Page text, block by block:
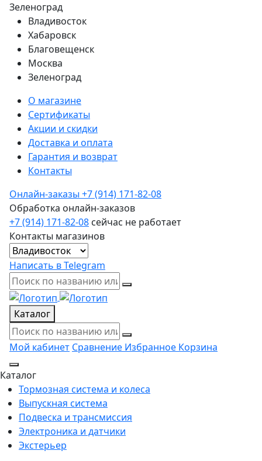
Зеленоград
Владивосток
Хабаровск
Благовещенск
Москва
Зеленоград
О магазине
Сертификаты
Акции и скидки
Доставка и оплата
Гарантия и возврат
Контакты
Онлайн-заказы +7 (914) 171-82-08
Обработка онлайн-заказов
+7 (914) 171-82-08 сейчас не работает
Контакты магазинов
Написать в Telegram
Каталог
Мой кабинет Сравнение Избранное Корзина
Каталог
Тормозная система и колеса
Выпускная система
Подвеска и трансмиссия
Электроника и датчики
Экстерьер